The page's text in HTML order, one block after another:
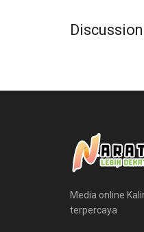
Media online
terpercaya